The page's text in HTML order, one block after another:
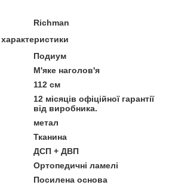
Richman
Подиум
М'яке наголов'я
112 см
12 місяців офіційної гарантії
від виробника.
метал
Тканина
ДСП + ДВП
Ортопедичні ламелі
Посилена основа